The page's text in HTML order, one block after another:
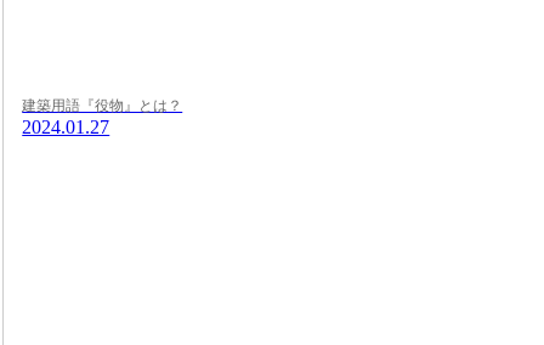
建築用語『役物』とは？
2024.01.27